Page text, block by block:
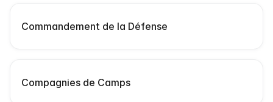
Commandement de la Défense
Compagnies de Camps